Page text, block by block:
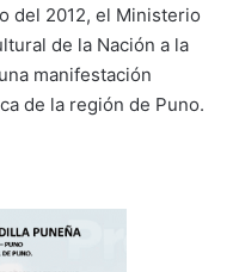
del 2012, el Ministerio
de la Nación a la
manifestación
de la región de Puno.